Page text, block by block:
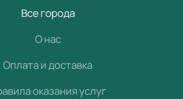
Все города
О нас
Оплата и доставка
оказания услуг